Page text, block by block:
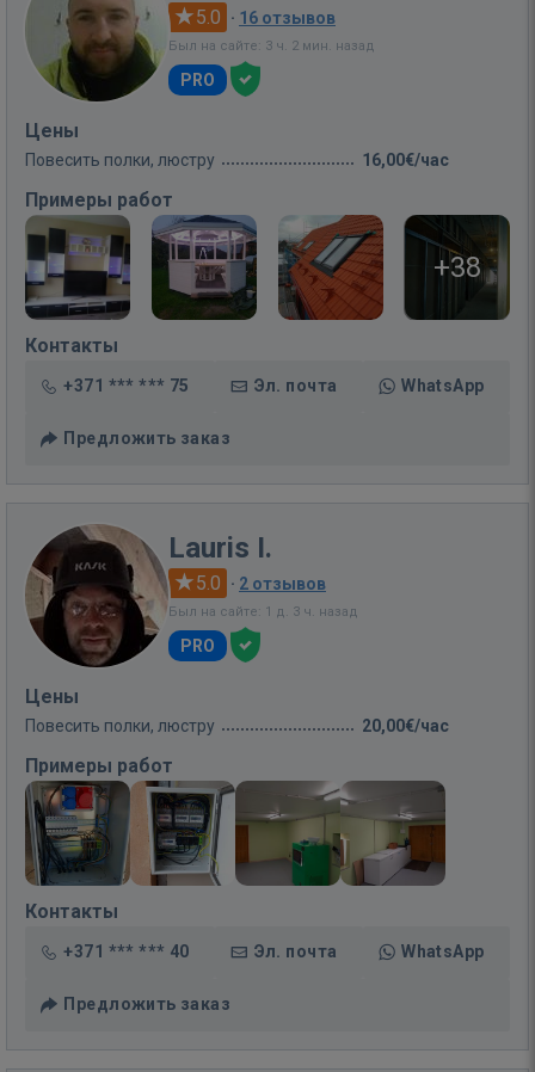
5.0 · 16 отзывов
Был на сайте: 3 ч. 2 мин. назад
PRO
Цены
Повесить полки, люстру 16,00€/час
Примеры работ
+38
Контакты
+371 *** *** 75 Эл. почта WhatsApp
Предложить заказ
Lauris I.
5.0 · 2 отзывов
Был на сайте: 1 д. 3 ч. назад
PRO
Цены
Повесить полки, люстру 20,00€/час
Примеры работ
Контакты
+371 *** *** 40 Эл. почта WhatsApp
Предложить заказ